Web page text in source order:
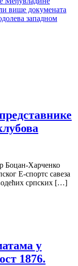
више докумената
западном
Боцан-Харченко
Е-спортс савеза
српских […]
у
1876.